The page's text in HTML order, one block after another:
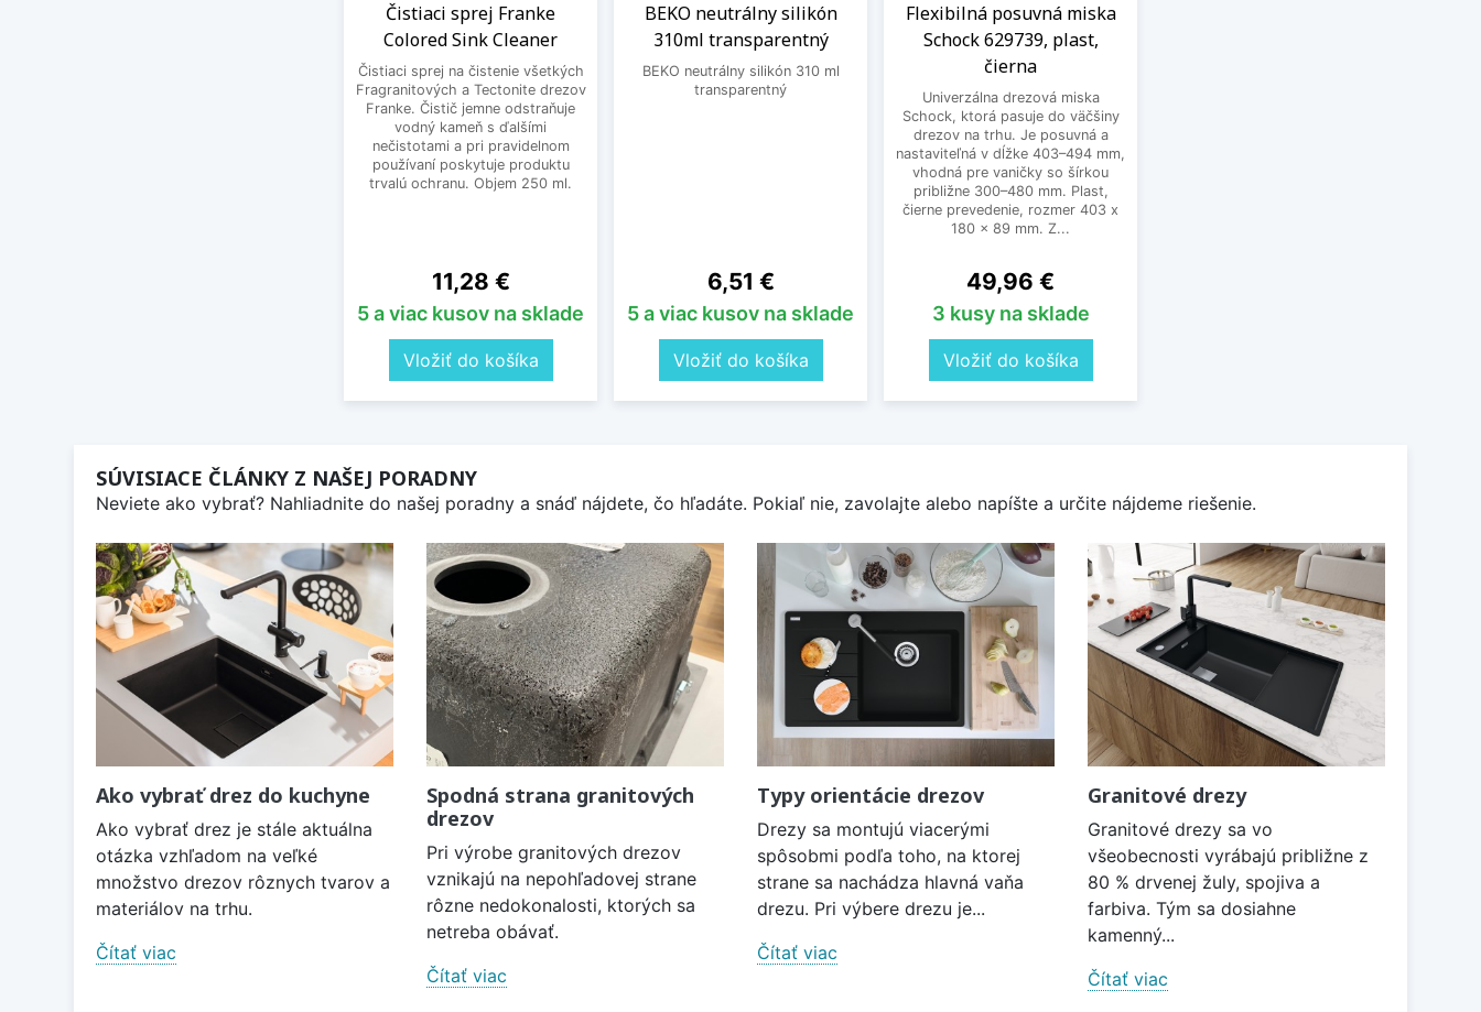
Čistiaci sprej Franke
Colored Sink Cleaner
Čistiaci sprej na čistenie všetkých
Fragranitových a Tectonite drezov
Franke. Čistič jemne odstraňuje
vodný kameň s ďalšími
nečistotami a pri pravidelnom
používaní poskytuje produktu
trvalú ochranu. Objem 250 ml.
Cena
11,28 €
5 a viac kusov na sklade
Vložiť do košíka
BEKO neutrálny silikón
310ml transparentný
BEKO neutrálny silikón 310 ml
transparentný
Cena
6,51 €
5 a viac kusov na sklade
Vložiť do košíka
Flexibilná posuvná miska
Schock 629739, plast,
čierna
Univerzálna drezová miska
Schock, ktorá pasuje do väčšiny
drezov na trhu. Je posuvná a
nastaviteľná v dĺžke 403–494 mm,
vhodná pre vaničky so šírkou
približne 300–480 mm. Plast,
čierne prevedenie, rozmer 403 x
180 x 89 mm. Z...
Cena
49,96 €
3 kusy na sklade
Vložiť do košíka
SÚVISIACE ČLÁNKY Z NAŠEJ PORADNY
Neviete ako vybrať? Nahliadnite do našej poradny a snáď nájdete, čo hľadáte. Pokiaľ nie, zavolajte alebo napíšte a určite nájdeme riešenie.
Ako vybrať drez do kuchyne
Ako vybrať drez je stále aktuálna
otázka vzhľadom na veľké
množstvo drezov rôznych tvarov a
materiálov na trhu.
Čítať viac
Spodná strana granitových
drezov
Pri výrobe granitových drezov
vznikajú na nepohľadovej strane
rôzne nedokonalosti, ktorých sa
netreba obávať.
Čítať viac
Typy orientácie drezov
Drezy sa montujú viacerými
spôsobmi podľa toho, na ktorej
strane sa nachádza hlavná vaňa
drezu. Pri výbere drezu je...
Čítať viac
Granitové drezy
Granitové drezy sa vo
všeobecnosti vyrábajú približne z
80 % drvenej žuly, spojiva a
farbiva. Tým sa dosiahne
kamenný...
Čítať viac